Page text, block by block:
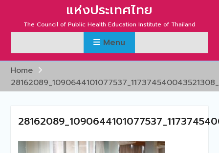
สามัญประจำปี สภาคณบดี
คณะสาธารณสุขศาสตร์แห่ง
ประเทศไทย ครั้งที่ 1/2566
การประชุมสามัญประจำปี
สภาคณบดีคณะสาธารณสุข
ศาสตร์แห่งประเทศไทย ครั้ง
การประชุมสามัญ สภา
ที่ 2/2567
แห่งประเทศไทย
The Council of Public Health Education Institute of Thailand
Menu
Home